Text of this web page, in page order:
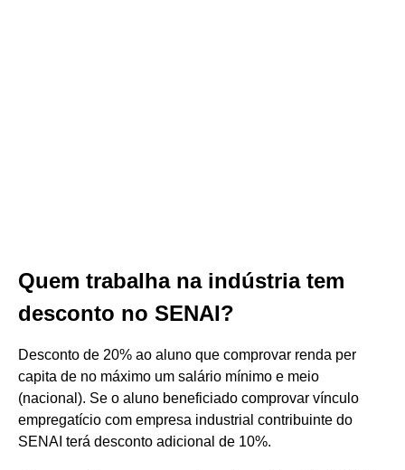
Quem trabalha na indústria tem
desconto no SENAI?
Desconto de 20% ao aluno que comprovar renda per
capita de no máximo um salário mínimo e meio
(nacional). Se o aluno beneficiado comprovar vínculo
empregatício com empresa industrial contribuinte do
SENAI terá desconto adicional de 10%.